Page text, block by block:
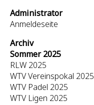
Administrator
Anmeldeseite
Archiv
Sommer 2025
RLW 2025
WTV Vereinspokal 2025
WTV Padel 2025
WTV Ligen 2025